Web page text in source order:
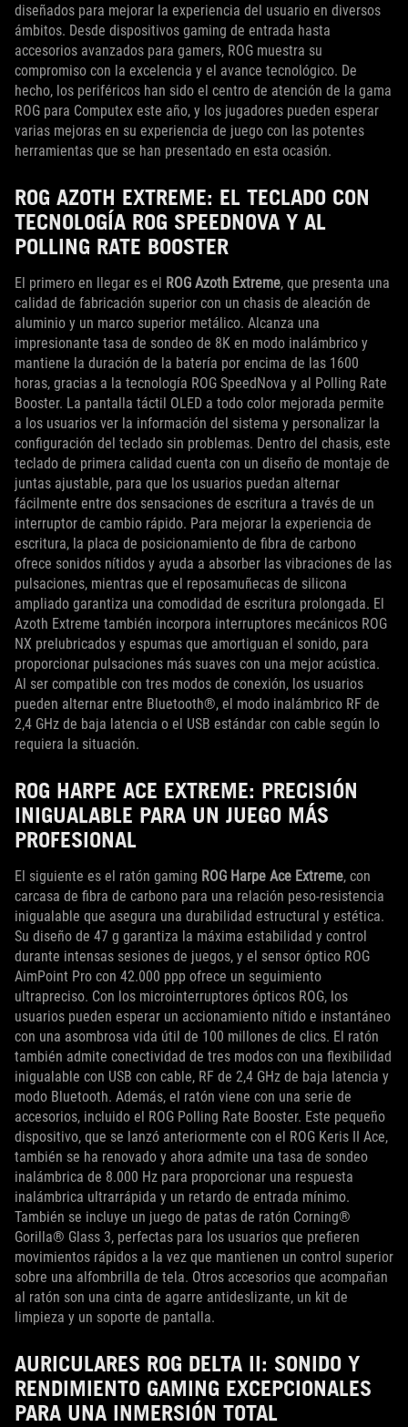
diseñados para mejorar la experiencia del usuario en diversos
ámbitos. Desde dispositivos gaming de entrada hasta
accesorios avanzados para gamers, ROG muestra su
compromiso con la excelencia y el avance tecnológico. De
hecho, los periféricos han sido el centro de atención de la gama
ROG para Computex este año, y los jugadores pueden esperar
varias mejoras en su experiencia de juego con las potentes
herramientas que se han presentado en esta ocasión.
ROG AZOTH EXTREME: EL TECLADO CON
TECNOLOGÍA ROG SPEEDNOVA Y AL
POLLING RATE BOOSTER
El primero en llegar es el ROG Azoth Extreme, que presenta una
calidad de fabricación superior con un chasis de aleación de
aluminio y un marco superior metálico. Alcanza una
impresionante tasa de sondeo de 8K en modo inalámbrico y
mantiene la duración de la batería por encima de las 1600
horas, gracias a la tecnología ROG SpeedNova y al Polling Rate
Booster. La pantalla táctil OLED a todo color mejorada permite
a los usuarios ver la información del sistema y personalizar la
configuración del teclado sin problemas. Dentro del chasis, este
teclado de primera calidad cuenta con un diseño de montaje de
juntas ajustable, para que los usuarios puedan alternar
fácilmente entre dos sensaciones de escritura a través de un
interruptor de cambio rápido. Para mejorar la experiencia de
escritura, la placa de posicionamiento de fibra de carbono
ofrece sonidos nítidos y ayuda a absorber las vibraciones de las
pulsaciones, mientras que el reposamuñecas de silicona
ampliado garantiza una comodidad de escritura prolongada. El
Azoth Extreme también incorpora interruptores mecánicos ROG
NX prelubricados y espumas que amortiguan el sonido, para
proporcionar pulsaciones más suaves con una mejor acústica.
Al ser compatible con tres modos de conexión, los usuarios
pueden alternar entre Bluetooth®, el modo inalámbrico RF de
2,4 GHz de baja latencia o el USB estándar con cable según lo
requiera la situación.
ROG HARPE ACE EXTREME: PRECISIÓN
INIGUALABLE PARA UN JUEGO MÁS
PROFESIONAL
El siguiente es el ratón gaming ROG Harpe Ace Extreme, con
carcasa de fibra de carbono para una relación peso-resistencia
inigualable que asegura una durabilidad estructural y estética.
Su diseño de 47 g garantiza la máxima estabilidad y control
durante intensas sesiones de juegos, y el sensor óptico ROG
AimPoint Pro con 42.000 ppp ofrece un seguimiento
ultrapreciso. Con los microinterruptores ópticos ROG, los
usuarios pueden esperar un accionamiento nítido e instantáneo
con una asombrosa vida útil de 100 millones de clics. El ratón
también admite conectividad de tres modos con una flexibilidad
inigualable con USB con cable, RF de 2,4 GHz de baja latencia y
modo Bluetooth. Además, el ratón viene con una serie de
accesorios, incluido el ROG Polling Rate Booster. Este pequeño
dispositivo, que se lanzó anteriormente con el ROG Keris II Ace,
también se ha renovado y ahora admite una tasa de sondeo
inalámbrica de 8.000 Hz para proporcionar una respuesta
inalámbrica ultrarrápida y un retardo de entrada mínimo.
También se incluye un juego de patas de ratón Corning®
Gorilla® Glass 3, perfectas para los usuarios que prefieren
movimientos rápidos a la vez que mantienen un control superior
sobre una alfombrilla de tela. Otros accesorios que acompañan
al ratón son una cinta de agarre antideslizante, un kit de
limpieza y un soporte de pantalla.
AURICULARES ROG DELTA II: SONIDO Y
RENDIMIENTO GAMING EXCEPCIONALES
PARA UNA INMERSIÓN TOTAL